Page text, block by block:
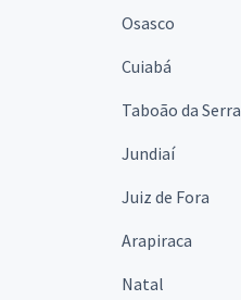
Osasco
Cuiabá
Taboão da Serra
Jundiaí
Juiz de Fora
Arapiraca
Natal